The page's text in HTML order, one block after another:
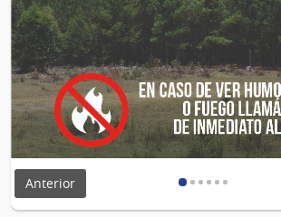
Anterior